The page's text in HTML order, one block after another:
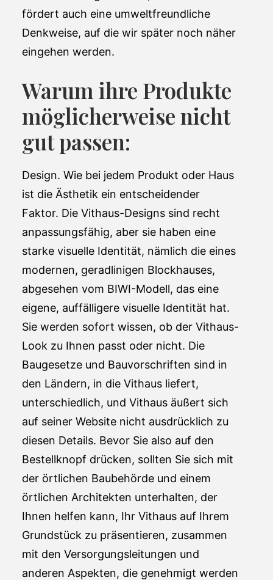
fördert auch eine umweltfreundliche
Denkweise, auf die wir später noch näher
eingehen werden.
Warum ihre Produkte
möglicherweise nicht
gut passen:
Design. Wie bei jedem Produkt oder Haus
ist die Ästhetik ein entscheidender
Faktor. Die Vithaus-Designs sind recht
anpassungsfähig, aber sie haben eine
starke visuelle Identität, nämlich die eines
modernen, geradlinigen Blockhauses,
abgesehen vom BIWI-Modell, das eine
eigene, auffälligere visuelle Identität hat.
Sie werden sofort wissen, ob der Vithaus-
Look zu Ihnen passt oder nicht. Die
Baugesetze und Bauvorschriften sind in
den Ländern, in die Vithaus liefert,
unterschiedlich, und Vithaus äußert sich
auf seiner Website nicht ausdrücklich zu
diesen Details. Bevor Sie also auf den
Bestellknopf drücken, sollten Sie sich mit
der örtlichen Baubehörde und einem
örtlichen Architekten unterhalten, der
Ihnen helfen kann, Ihr Vithaus auf Ihrem
Grundstück zu präsentieren, zusammen
mit den Versorgungsleitungen und
anderen Aspekten, die genehmigt werden